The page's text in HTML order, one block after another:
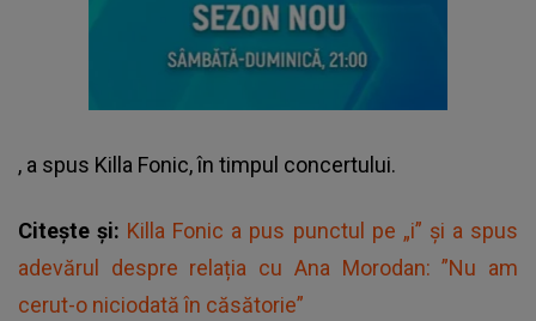
, a spus Killa Fonic, în timpul concertului.
Citește și: Killa Fonic a pus punctul pe „i” și a spus
adevărul despre relația cu Ana Morodan: ”Nu am
cerut-o niciodată în căsătorie”